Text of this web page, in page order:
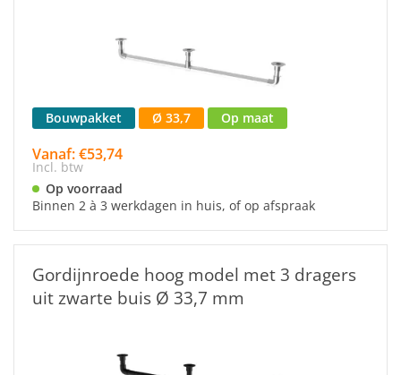
Bouwpakket Ø 33,7 Op maat
Vanaf: €53,74
Incl. btw
Op voorraad
Binnen 2 à 3 werkdagen in huis, of op afspraak
Gordijnroede hoog model met 3 dragers
uit zwarte buis Ø 33,7 mm